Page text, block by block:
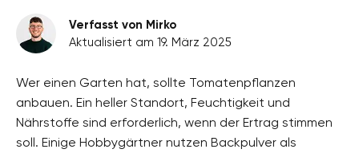
Verfasst von Mirko
Aktualisiert am 19. März 2025
Wer einen Garten hat, sollte Tomatenpflanzen
anbauen. Ein heller Standort, Feuchtigkeit und
Nährstoffe sind erforderlich, wenn der Ertrag stimmen
soll. Einige Hobbygärtner nutzen Backpulver als